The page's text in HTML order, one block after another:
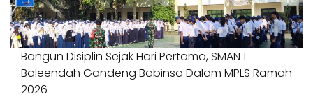
#DUGAANPENCEMARAN #AKUNTABILITASPEMERINTAH
18 Juli 2026
Bangun Disiplin Sejak Hari Pertama, SMAN 1
Baleendah Gandeng Babinsa Dalam MPLS Ramah
2026